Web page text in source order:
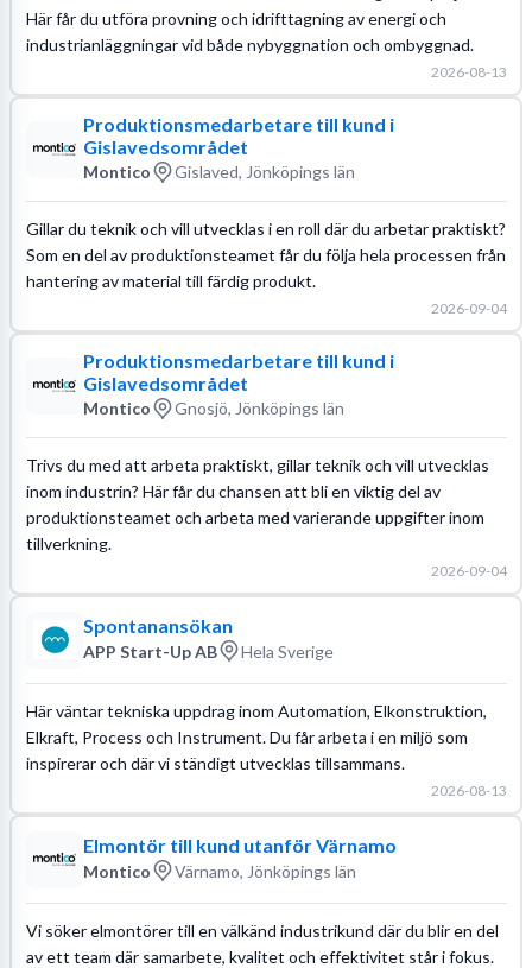
Här får du utföra provning och idrifttagning av energi och
industrianläggningar vid både nybyggnation och ombyggnad.
2026-08-13
Produktionsmedarbetare till kund i
Gislavedsområdet
Montico Gislaved, Jönköpings län
Gillar du teknik och vill utvecklas i en roll där du arbetar praktiskt?
Som en del av produktionsteamet får du följa hela processen från
hantering av material till färdig produkt.
2026-09-04
Produktionsmedarbetare till kund i
Gislavedsområdet
Montico Gnosjö, Jönköpings län
Trivs du med att arbeta praktiskt, gillar teknik och vill utvecklas
inom industrin? Här får du chansen att bli en viktig del av
produktionsteamet och arbeta med varierande uppgifter inom
tillverkning.
2026-09-04
Spontanansökan
APP Start-Up AB Hela Sverige
Här väntar tekniska uppdrag inom Automation, Elkonstruktion,
Elkraft, Process och Instrument. Du får arbeta i en miljö som
inspirerar och där vi ständigt utvecklas tillsammans.
2026-08-13
Elmontör till kund utanför Värnamo
Montico Värnamo, Jönköpings län
Vi söker elmontörer till en välkänd industrikund där du blir en del
av ett team där samarbete, kvalitet och effektivitet står i fokus.